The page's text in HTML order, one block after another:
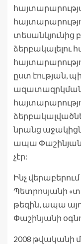
տեսանկյունից
ձերբակալելու
ըստ էության,
ազատազրկման:
նրանց
ապա
չէր:
Ինչ
Պետրոսյանի
թեզին, ապա
Փաշինյանի
2008 թվականի